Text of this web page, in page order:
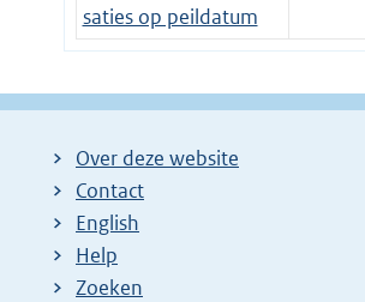
saties op peildatum
Over deze website
Contact
English
Help
Zoeken